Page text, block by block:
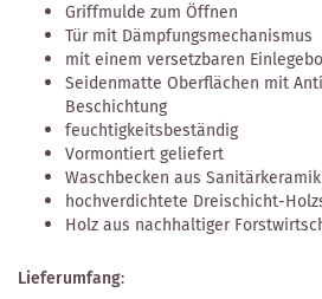
Griffmulde zum Öffnen
Tür mit Dämpfungsmechanismus
mit einem versetzbaren
Seidenmatte Oberflächen mit
Beschichtung
feuchtigkeitsbeständig
Vormontiert geliefert
Waschbecken aus Sanitärkeramik
hochverdichtete Dreischicht-
Holz aus nachhaltiger
Lieferumfang: